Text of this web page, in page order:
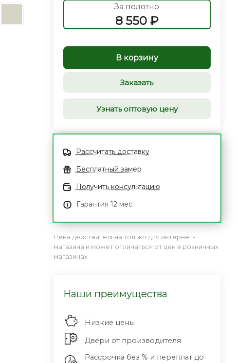
За полотно
8 550 ₽
В корзину
Заказать
Узнать оптовую цену
Рассчитать доставку
Бесплатный замер
Получить консультацию
Гарантия 12 мес.
Цена действительна только для интернет-
магазина и может отличаться от цен в розничных
магазинах
Наши преимущества
Низкие цены
Двери от производителя
Рассрочка без % и переплат до